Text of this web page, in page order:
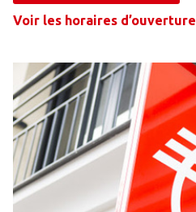
Voir les horaires d’ouverture